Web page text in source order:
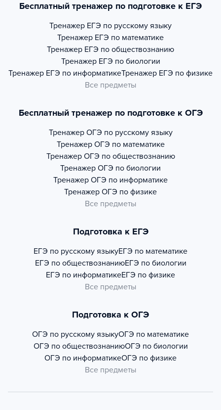
Бесплатный тренажер по подготовке к ЕГЭ
Тренажер ЕГЭ по русскому языку
Тренажер ЕГЭ по математике
Тренажер ЕГЭ по обществознанию
Тренажер ЕГЭ по биологии
Тренажер ЕГЭ по информатикеТренажер ЕГЭ по физике
Все предметы
Бесплатный тренажер по подготовке к ОГЭ
Тренажер ОГЭ по русскому языку
Тренажер ОГЭ по математике
Тренажер ОГЭ по обществознанию
Тренажер ОГЭ по биологии
Тренажер ОГЭ по информатике
Тренажер ОГЭ по физике
Все предметы
Подготовка к ЕГЭ
ЕГЭ по русскому языкуЕГЭ по математике
ЕГЭ по обществознаниюЕГЭ по биологии
ЕГЭ по информатикеЕГЭ по физике
Все предметы
Подготовка к ОГЭ
ОГЭ по русскому языкуОГЭ по математике
ОГЭ по обществознаниюОГЭ по биологии
ОГЭ по информатикеОГЭ по физике
Все предметы